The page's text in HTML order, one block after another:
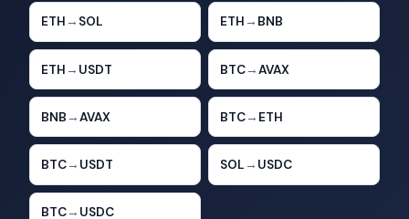
ETH → SOL ETH → BNB
ETH → USDT BTC→AVAX
BNB →AVAX BTC→ ETH
BTC→ USDT SOL → USDC
BTC→ USDC